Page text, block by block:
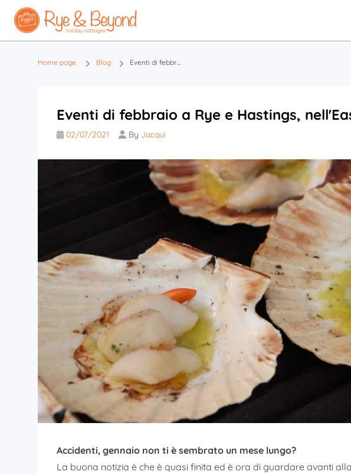
Home page. Blog Eventi di febbraio a Rye e Hastings, nell'East Sussex
Eventi di febbraio a Rye e Hastings,
02/07/2021 By Jacqui
Accidenti, gennaio non ti è sembrato un mese lungo?
La buona notizia è che è quasi finita ed è ora di guardare avanti